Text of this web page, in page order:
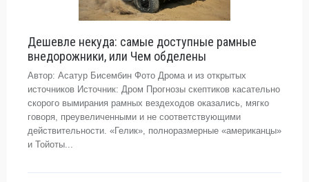
Дешевле некуда: самые доступные рамные
внедорожники, или Чем обделены
Автор: Асатур Бисембин Фото Дрома и из открытых
источников Источник: Дром Прогнозы скептиков касательно
скорого вымирания рамных вездеходов оказались, мягко
говоря, преувеличенными и не соответствующими
действительности. «Гелик», полноразмерные «американцы»
и Тойоты...